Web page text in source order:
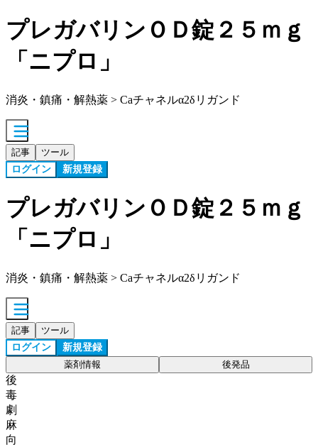
プレガバリンＯＤ錠２５ｍｇ
「ニプロ」
消炎・鎮痛・解熱薬 > Caチャネルα2δリガンド
記事 ツール
ログイン 新規登録
プレガバリンＯＤ錠２５ｍｇ
「ニプロ」
消炎・鎮痛・解熱薬 > Caチャネルα2δリガンド
記事 ツール
ログイン 新規登録
薬剤情報 後発品
後
毒
劇
麻
向